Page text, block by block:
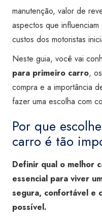
manutenção, valor de
aspectos que
custos dos motoristas
Neste guia, você vai
para primeiro carro,
compra e a importância
fazer uma escolha com
Por que
carro é tão
Definir qual o melhor
essencial para viver
segura, confortável e
possível.